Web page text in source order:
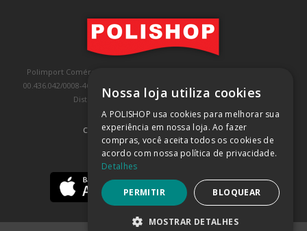
Polimport Comércio e Exportação LTDA, inscrita no CNPJ/MF sob o nº
00.436.042/0008-46, IE 407.458.707.103, com sede na Rua Kanebo, nº 175,
Distrito Industrial, Jundiaí/SP, CEP: 13213-090
COMPRA 100% SEGURA (SAIBA MAIS)
BAIXE NOSSO APP
Nossa loja utiliza cookies
A POLISHOP usa cookies para melhorar sua
experiência em nossa loja. Ao fazer
compras, você aceita todos os cookies de
acordo com nossa política de privacidade.
Detalhes
PERMITIR BLOQUEAR
MOSTRAR DETALHES